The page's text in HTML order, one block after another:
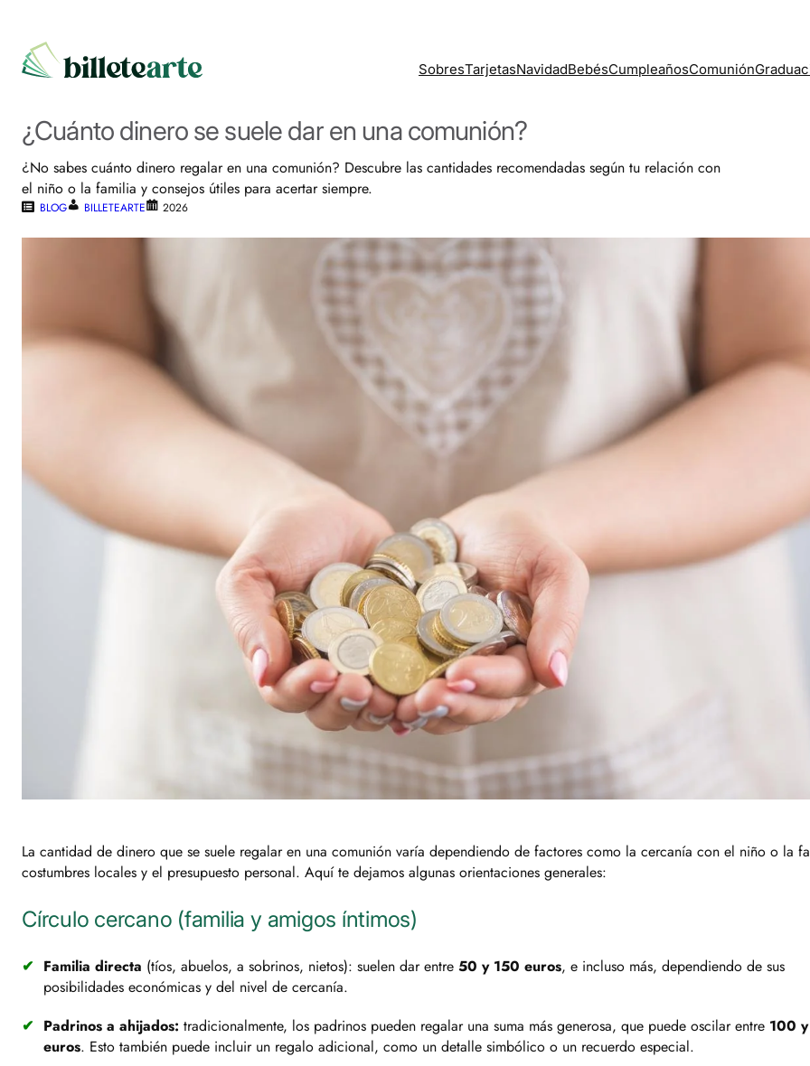
SobresTarjetasNavidadBebésCumpleañosComunión
¿Cuánto dinero se suele dar en una comunión?
¿No sabes cuánto dinero regalar en una comunión? Descubre las cantidades recomendadas según tu relación con
el niño o la familia y consejos útiles para acertar siempre.
BLOG BILLETEARTE 2026
La cantidad de dinero que se suele regalar en una comunión varía dependiendo de factores como la cercanía con el niño o la
costumbres locales y el presupuesto personal. Aquí te dejamos algunas orientaciones generales:
Círculo cercano (familia y amigos íntimos)
Familia directa (tíos, abuelos, a sobrinos, nietos): suelen dar entre 50 y 150 euros, e incluso más, dependiendo de sus
posibilidades económicas y del nivel de cercanía.
Padrinos a ahijados: tradicionalmente, los padrinos pueden regalar una suma más generosa, que puede oscilar entre 100
euros. Esto también puede incluir un regalo adicional, como un detalle simbólico o un recuerdo especial.